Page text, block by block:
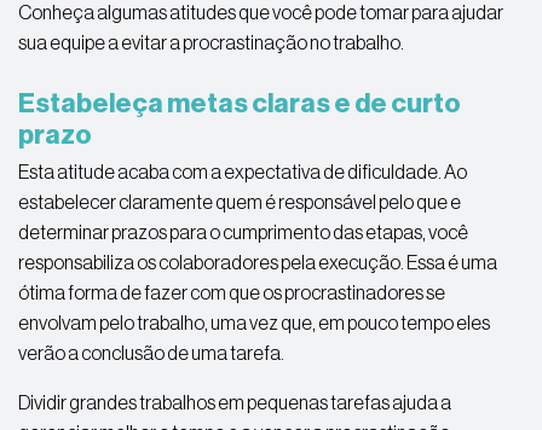
Conheça algumas atitudes que você pode tomar para ajudar
sua equipe a evitar a procrastinação no trabalho.
Estabeleça metas claras e de curto
prazo
Esta atitude acaba com a expectativa de dificuldade. Ao
estabelecer claramente quem é responsável pelo que e
determinar prazos para o cumprimento das etapas, você
responsabiliza os colaboradores pela execução. Essa é uma
ótima forma de fazer com que os procrastinadores se
envolvam pelo trabalho, uma vez que, em pouco tempo eles
verão a conclusão de uma tarefa.
Dividir grandes trabalhos em pequenas tarefas ajuda a